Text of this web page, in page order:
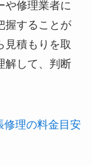
や修理業者に
握することが
見積もりを取
解して、判断
修理の料金目安